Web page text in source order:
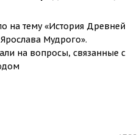
на тему «История Древней
Мудрого».
на вопросы, связанные с